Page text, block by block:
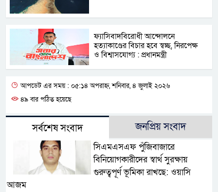
ফ্যাসিবাদবিরোধী আন্দোলনে
হত্যাকাণ্ডের বিচার হবে স্বচ্ছ, নিরপেক্ষ
ও বিশ্বাসযোগ্য : প্রধানমন্ত্রী
আপডেট এর সময় : ০৫:১৪ অপরাহ্ন, শনিবার, ৪ জুলাই ২০২৬
৪৯ বার পঠিত হয়েছে
সর্বশেষ সংবাদ জনপ্রিয় সংবাদ
সিএমএসএফ পুঁজিবাজারে
বিনিয়োগকারীদের স্বার্থ সুরক্ষায়
গুরুত্বপূর্ণ ভূমিকা রাখছে: ওয়াসি
আজম